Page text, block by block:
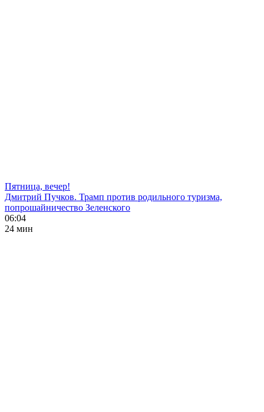
Пятница, вечер!
Дмитрий Пучков. Трамп против родильного туризма,
попрошайничество Зеленского
06:04
24 мин